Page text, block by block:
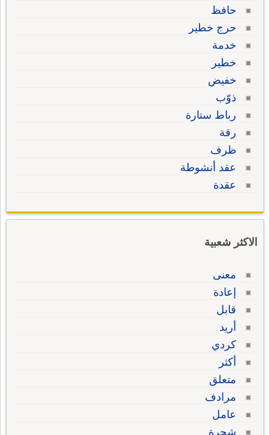
حافظ
حرج خطير
خدمة
خطير
خفيض
ذوّب
رباط ستارة
رقة
ظرف
عقد أنشوطة
عقدة
الاكثر شعبية
معنى
إعادة
قابل
أريد
كردي
أكثر
متعلق
مرادف
عامل
شجرة